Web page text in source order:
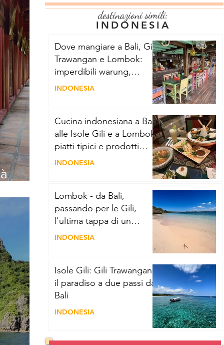
INDONESIA
destinazioni simili:
Dove mangiare a Bali, Gili
Trawangan e Lombok:
imperdibili warung,
mercati e ristoranti
INDONESIA
Cucina indonesiana a Bali,
alle Isole Gili e a Lombok:
piatti tipici e prodotti
locali da provare!
INDONESIA
Lombok - da Bali,
passando per le Gili,
l'ultima tappa di un
viaggio magico in
INDONESIA
Isole Gili: Gili Trawangan -
il paradiso a due passi da
Bali
INDONESIA